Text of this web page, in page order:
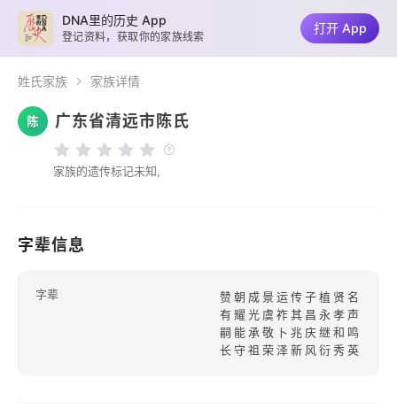
姓氏家族 家族详情
陈 广东省清远市陈氏
家族的遗传标记未知,
字辈信息
字辈
赞朝成景运传子植贤名
有耀光虞祚其昌永孝声
嗣能承敬卜兆庆继和鸣
长守祖荣泽新风衍秀英
DNA里的历史 App
登记资料，获取你的家族线索
打开 App